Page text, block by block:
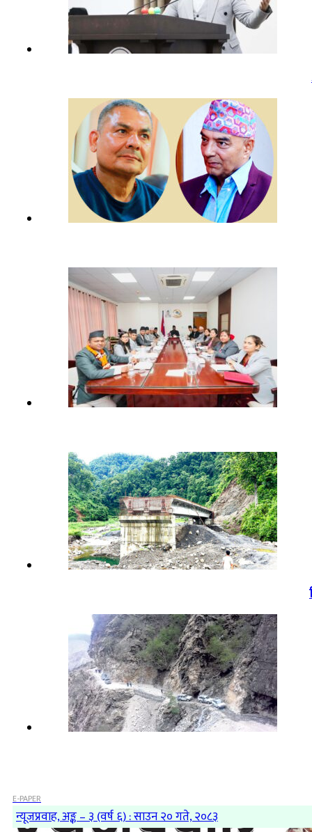
E-PAPER
न्यूजप्रवाह, अङ्क – ३ (वर्ष ६) : साउन २० गते, २०८३